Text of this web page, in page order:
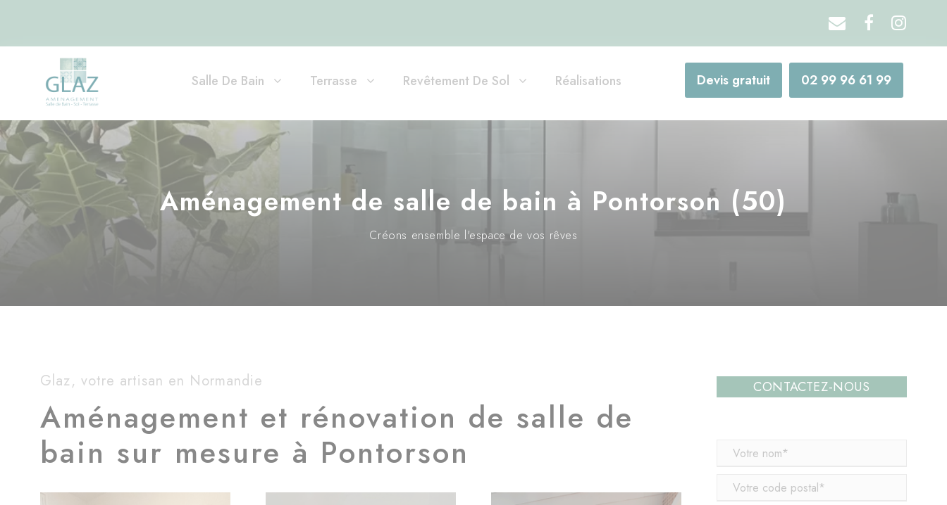
Salle De Bain Terrasse Revêtement De Sol Réalisations Devis gratuit 02 99 96 61 99
Aménagement de salle de bain à Pontorson (50)
Créons ensemble l'espace de vos rêves
Glaz, votre artisan en Normandie
Aménagement et rénovation de salle de
bain sur mesure à Pontorson
CONTACTEZ-NOUS